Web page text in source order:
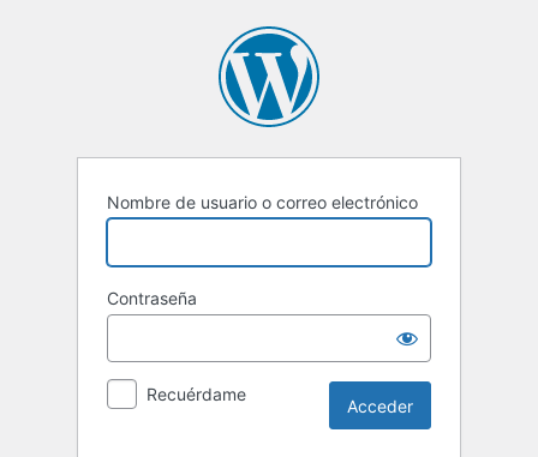
Nombre de usuario o correo electrónico
Contraseña
Recuérdame